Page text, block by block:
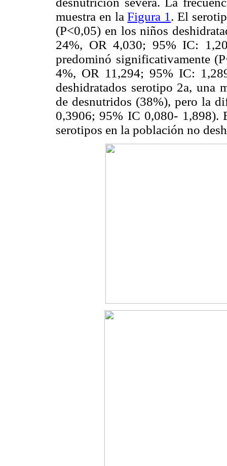
muestra en laFigura 1 . El
(P<0,05) en los niños
24%, OR 4,030; 95% IC:
predominó significativamente
4%, OR 11,294; 95% IC:
deshidratados serotipo 2a, una
de desnutridos (38%), pero la
0,3906; 95% IC 0,080- 1,898).
serotipos en la población no